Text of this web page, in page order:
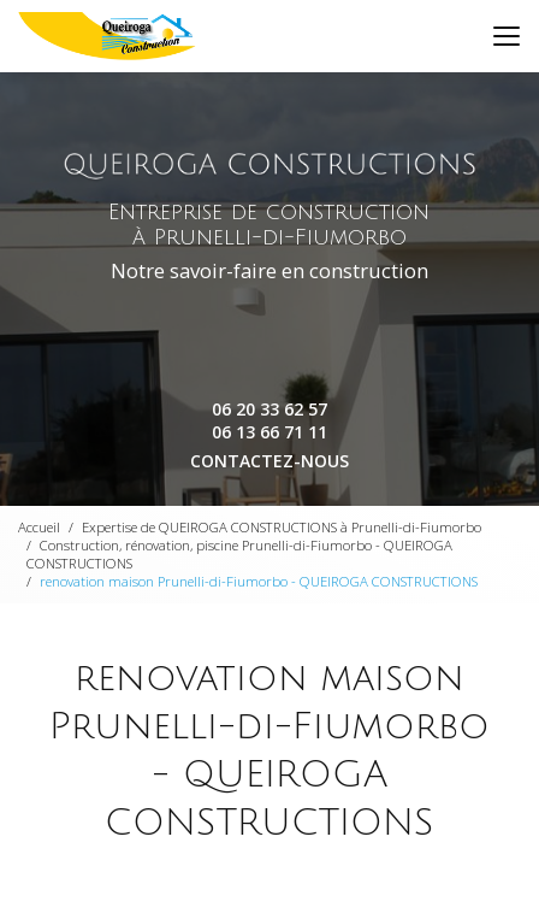
Aller
principal
Entreprise de construction
à Prunelli-di-Fiumorbo
Notre savoir-faire en construction
06 20 33 62 57
06 13 66 71 11
CONTACTEZ-NOUS
Accueil
Expertise de QUEIROGA CONSTRUCTIONS à Prunelli-di-Fiumorbo
Construction, rénovation, piscine Prunelli-di-Fiumorbo - QUEIROGA
CONSTRUCTIONS
renovation maison Prunelli-di-Fiumorbo - QUEIROGA CONSTRUCTIONS
renovation maison
Prunelli-di-Fiumorbo
- QUEIROGA
CONSTRUCTIONS